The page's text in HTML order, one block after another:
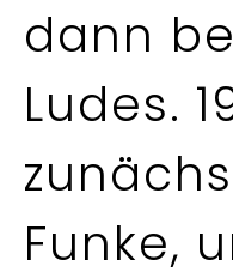
dann
Ludes.
Funke,